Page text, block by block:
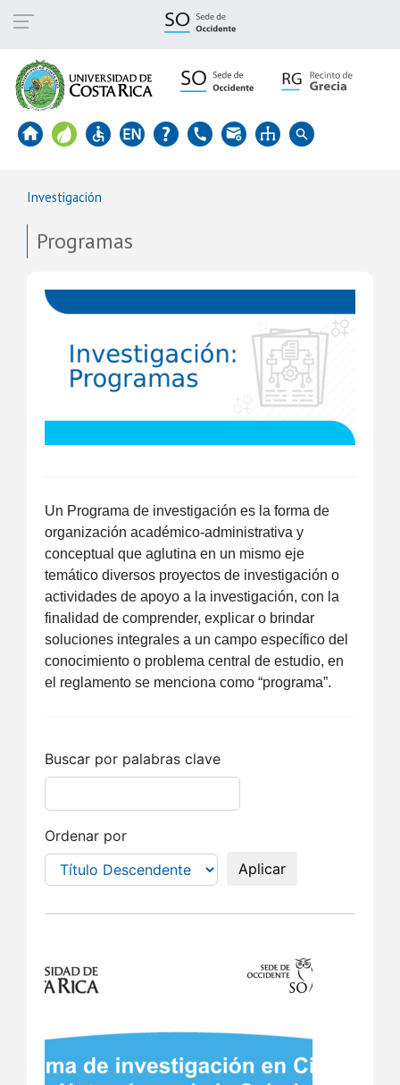
Skip
to
content
Investigación
Programas
Un Programa de investigación es la forma de
organización académico-administrativa y
conceptual que aglutina en un mismo eje
temático diversos proyectos de investigación o
actividades de apoyo a la investigación, con la
finalidad de comprender, explicar o brindar
soluciones integrales a un campo específico del
conocimiento o problema central de estudio, en
el reglamento se menciona como “programa”.
Buscar por palabras clave
Ordenar por
Aplicar